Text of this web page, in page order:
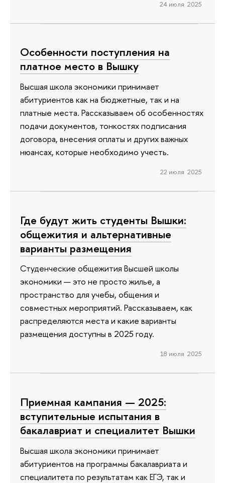
24 июля 2025
Особенности поступления на
платное место в Вышку
Высшая школа экономики принимает
абитуриентов как на бюджетные, так и на
платные места. Рассказываем об особенностях
подачи документов, тонкостях подписания
договора, внесения оплаты и других важных
нюансах, которые необходимо учесть.
22 июля 2025
Где будут жить студенты Вышки:
общежития и альтернативные
варианты размещения
Студенческие общежития Высшей школы
экономики — это не просто жилье, а
пространство для учебы, общения и
совместных мероприятий. Рассказываем, как
распределяются места и какие варианты
размещения доступны в 2025 году.
18 июля 2025
Приемная кампания — 2025:
вступительные испытания в
бакалавриат и специалитет Вышки
Высшая школа экономики принимает
абитуриентов на программы бакалавриата и
специалитета по результатам как ЕГЭ, так и